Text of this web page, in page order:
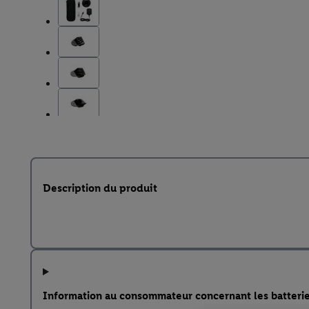
Description du produit
Information au consommateur concernant les